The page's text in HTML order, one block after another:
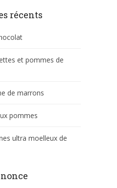
récents
et pommes de
de marrons
pommes
ultra moelleux de